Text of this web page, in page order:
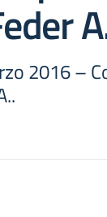
2016 –